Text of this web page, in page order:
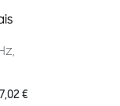
€